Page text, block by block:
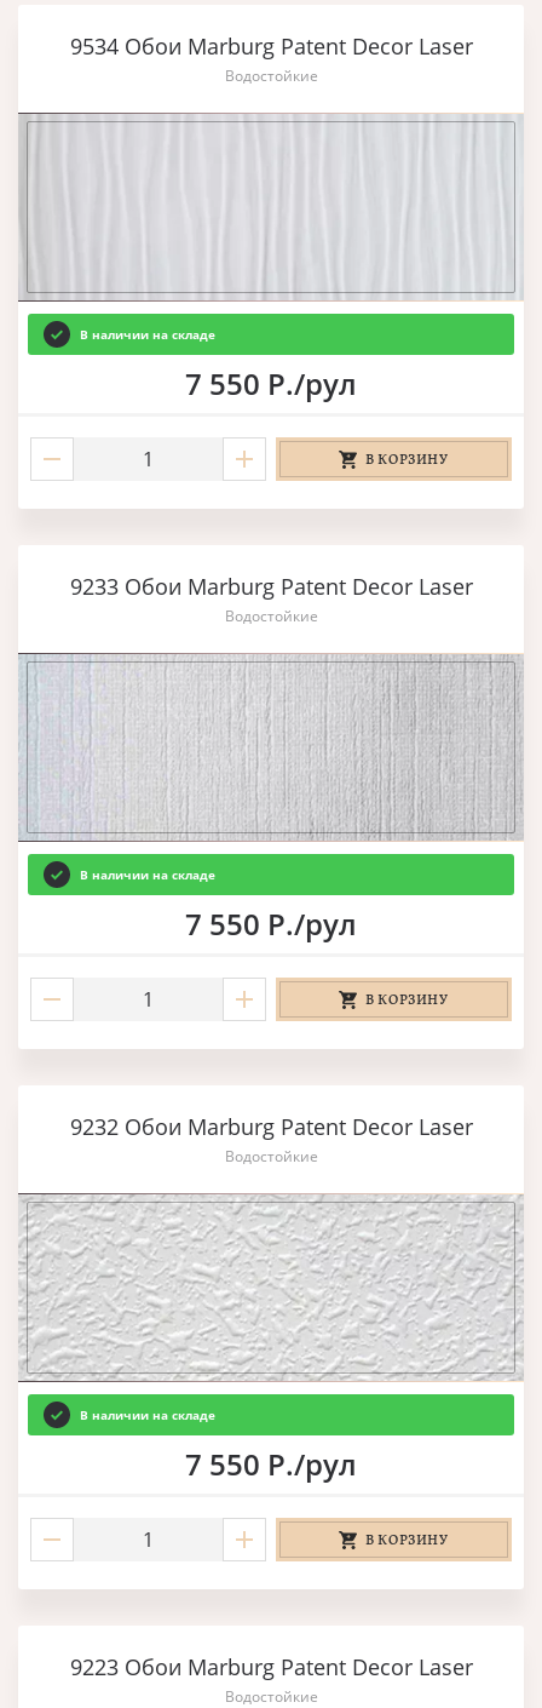
9534 Обои Marburg Patent Decor Laser
Водостойкие
В наличии на складе
7 550 Р./рул
В КОРЗИНУ
9233 Обои Marburg Patent Decor Laser
Водостойкие
В наличии на складе
7 550 Р./рул
В КОРЗИНУ
9232 Обои Marburg Patent Decor Laser
Водостойкие
В наличии на складе
7 550 Р./рул
В КОРЗИНУ
9223 Обои Marburg Patent Decor Laser
Водостойкие